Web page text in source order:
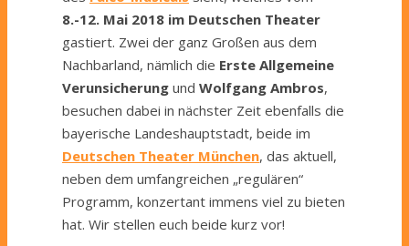
8.-12. Mai 2018 im Deutschen Theater
gastiert. Zwei der ganz Großen aus dem
Nachbarland, nämlich die Erste Allgemeine
Verunsicherung und Wolfgang Ambros,
besuchen dabei in nächster Zeit ebenfalls die
bayerische Landeshauptstadt, beide im
Deutschen Theater München, das aktuell,
neben dem umfangreichen „regulären“
Programm, konzertant immens viel zu bieten
hat. Wir stellen euch beide kurz vor!